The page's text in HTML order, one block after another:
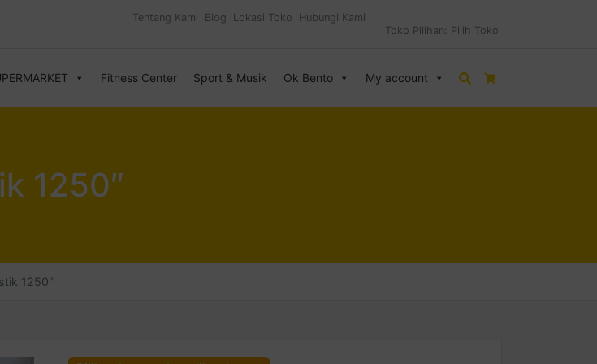
Tentang Kami Blog Lokasi Toko
Hubungi Kami
Toko Pilihan: Pilih Toko
Fitness Center Sport & Musik Ok Bento My account Search
1250″
1250″